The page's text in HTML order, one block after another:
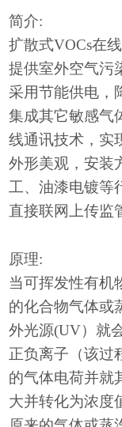
简介:
扩散式VOCs在
提供室外空气污
采用节能供电，
集成其它敏感气
线通讯技术，实
外形美观，安装
工、油漆电镀等
直接联网上传监
原理:
当可挥发性有机
的化合物气体或
外光源(UV）就
正负离子（该过
的气体电荷并就
大并转化为浓度